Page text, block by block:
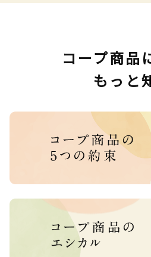
コープ商品
もっと